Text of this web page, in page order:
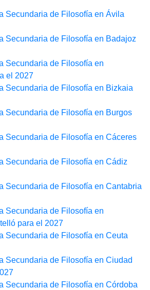
Secundaria de Filosofía en Ávila
Secundaria de Filosofía en Badajoz
Secundaria de Filosofía en
el 2027
Secundaria de Filosofía en Bizkaia
Secundaria de Filosofía en Burgos
Secundaria de Filosofía en Cáceres
Secundaria de Filosofía en Cádiz
Secundaria de Filosofía en Cantabria
Secundaria de Filosofía en
para el 2027
Secundaria de Filosofía en Ceuta
Secundaria de Filosofía en Ciudad
Secundaria de Filosofía en Córdoba